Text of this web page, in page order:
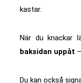
kastar.
När du knackar
baksidan uppåt
Du kan också